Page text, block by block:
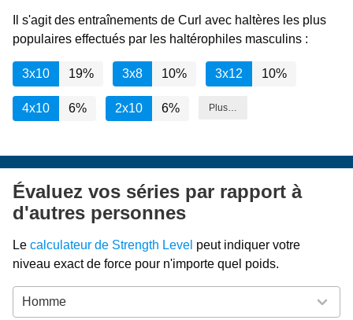
Il s'agit des entraînements de Curl avec haltères les plus
populaires effectués par les haltérophiles masculins :
3x10 19% 3x8 10% 3x12 10%
4x10 6% 2x10 6% Plus…
Évaluez vos séries par rapport à
d'autres personnes
Le calculateur de Strength Level peut indiquer votre
niveau exact de force pour n'importe quel poids.